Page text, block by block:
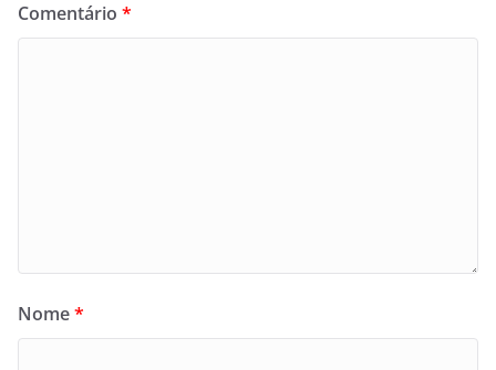
Comentário *
Nome*